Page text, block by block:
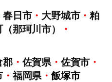
春日市・ 大野城市・粕
那珂川市） ・
郡・佐賀県 ・佐賀市 ・
・福岡県 ・飯塚市